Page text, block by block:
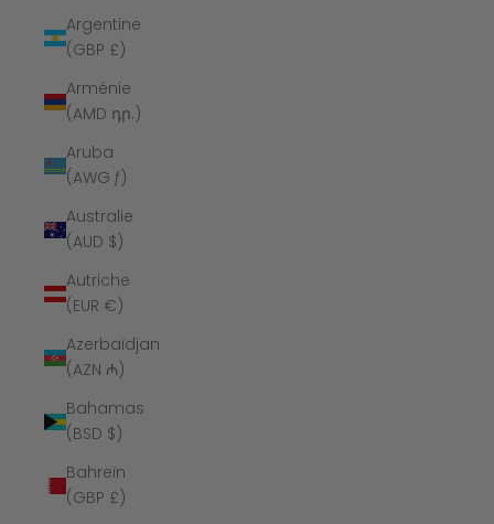
Argentine
(GBP £)
Arménie
(AMD դր.)
Aruba
(AWG ƒ)
Australie
(AUD $)
Autriche
(EUR €)
Azerbaïdjan
(AZN ₼)
Bahamas
(BSD $)
Bahreïn
(GBP £)